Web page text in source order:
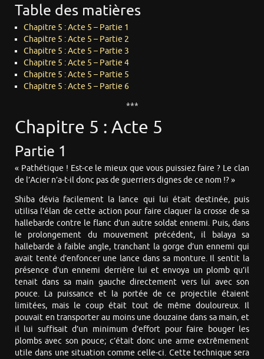
Table des matières
Chapitre 5 : Acte 5 – Partie 1
Chapitre 5 : Acte 5 – Partie 2
Chapitre 5 : Acte 5 – Partie 3
Chapitre 5 : Acte 5 – Partie 4
Chapitre 5 : Acte 5 – Partie 5
Chapitre 5 : Acte 5 – Partie 6
***
Chapitre 5 : Acte 5
Partie 1
« Pathétique ! Est-ce le mieux que vous puissiez faire ? Le clan
de l’Acier n’a-t-il donc pas de guerriers dignes de ce nom !? »
Shiba dévia facilement la lance qui lui était destinée, puis
utilisa l’élan de cette action pour faire claquer la crosse de sa
hallebarde contre le flanc d’un autre soldat ennemi. Puis, dans
le prolongement du mouvement précédent, il balaya sa
hallebarde à faible angle, tranchant la gorge d’un ennemi qui
avait tenté d’enfoncer une lance dans sa monture. Il sentit la
présence d’un ennemi derrière lui et envoya un plomb qu’il
tenait dans sa main gauche directement vers lui avec son
pouce. La puissance et la portée de ce projectile étaient
limitées, mais le coup était tout de même douloureux. Il
pouvait en transporter au moins une douzaine dans sa main, et
il lui suffisait d’un minimum d’effort pour faire bouger les
plombs avec son pouce; c’était donc une arme extrêmement
utile dans une situation comme celle-ci. Cette technique sera